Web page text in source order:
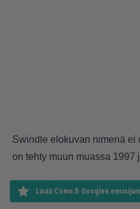
Swindle elokuvan nimenä ei
on tehty muun muassa 1997
Lisää Como.fi Googlen